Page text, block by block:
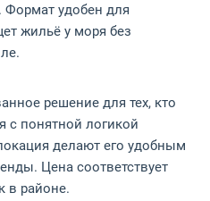
удобен для
жильё у моря без
решение для тех, кто
с понятной логикой
делают его удобным
Цена соответствует
в районе.